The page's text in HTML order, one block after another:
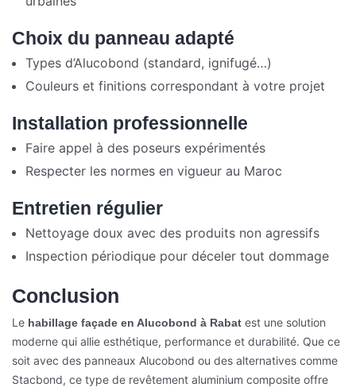
Choix du panneau adapté
Types d’Alucobond (standard, ignifugé…)
Couleurs et finitions correspondant à votre projet
Installation professionnelle
Faire appel à des poseurs expérimentés
Respecter les normes en vigueur au Maroc
Entretien régulier
Nettoyage doux avec des produits non agressifs
Inspection périodique pour déceler tout dommage
Conclusion
Le habillage façade en Alucobond à Rabat est une solution
moderne qui allie esthétique, performance et durabilité. Que ce
soit avec des panneaux Alucobond ou des alternatives comme
Stacbond, ce type de revêtement aluminium composite offre